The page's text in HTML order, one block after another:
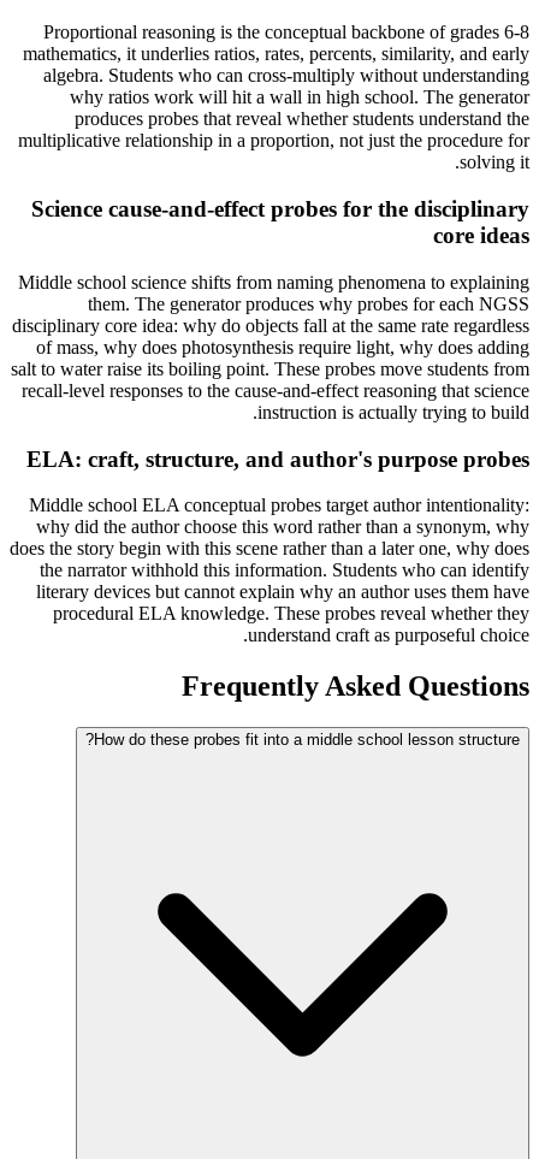
Proportional reasoning is the conceptual backbone of grades 6-8
mathematics, it underlies ratios, rates, percents, similarity, and early
algebra. Students who can cross-multiply without understanding
why ratios work will hit a wall in high school. The generator
produces probes that reveal whether students understand the
multiplicative relationship in a proportion, not just the procedure for
solving it.
Science cause-and-effect probes for the disciplinary
core ideas
Middle school science shifts from naming phenomena to explaining
them. The generator produces why probes for each NGSS
disciplinary core idea: why do objects fall at the same rate regardless
of mass, why does photosynthesis require light, why does adding
salt to water raise its boiling point. These probes move students from
recall-level responses to the cause-and-effect reasoning that science
instruction is actually trying to build.
ELA: craft, structure, and author's purpose probes
Middle school ELA conceptual probes target author intentionality:
why did the author choose this word rather than a synonym, why
does the story begin with this scene rather than a later one, why does
the narrator withhold this information. Students who can identify
literary devices but cannot explain why an author uses them have
procedural ELA knowledge. These probes reveal whether they
understand craft as purposeful choice.
Frequently Asked Questions
How do these probes fit into a middle school lesson structure?